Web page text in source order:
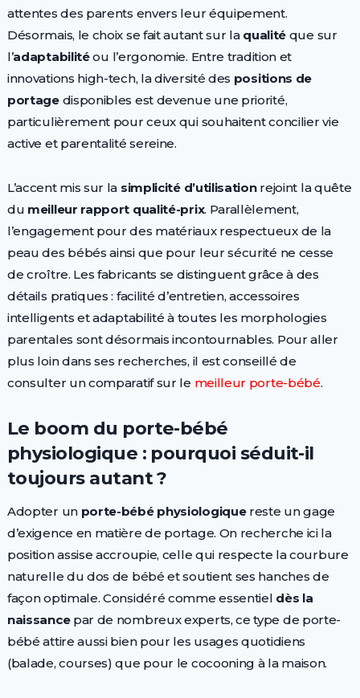
attentes des parents envers leur équipement.
Désormais, le choix se fait autant sur la qualité que sur
l’adaptabilitéou l’ergonomie. Entre tradition et
innovations high-tech, la diversité des positions de
portagedisponibles est devenue une priorité,
particulièrement pour ceux qui souhaitent concilier vie
active et parentalité sereine.
L’accent mis sur la simplicité d’utilisationrejoint la quête
du meilleur rapport qualité-prix. Parallèlement,
l’engagement pour des matériaux respectueux de la
peau des bébés ainsi que pour leur sécurité ne cesse
de croître. Les fabricants se distinguent grâce à des
détails pratiques : facilité d’entretien, accessoires
intelligents et adaptabilité à toutes les morphologies
parentales sont désormais incontournables. Pour aller
plus loin dans ses recherches, il est conseillé de
consulter un comparatif sur le meilleur porte-bébé.
Le boom du porte-bébé
physiologique : pourquoi séduit-il
toujours autant ?
Adopter un porte-bébé physiologiquereste un gage
d’exigence en matière de portage. On recherche ici la
position assise accroupie, celle qui respecte la courbure
naturelle du dos de bébé et soutient ses hanches de
façon optimale. Considéré comme essentiel dès la
naissancepar de nombreux experts, ce type de porte-
bébé attire aussi bien pour les usages quotidiens
(balade, courses) que pour le cocooning à la maison.